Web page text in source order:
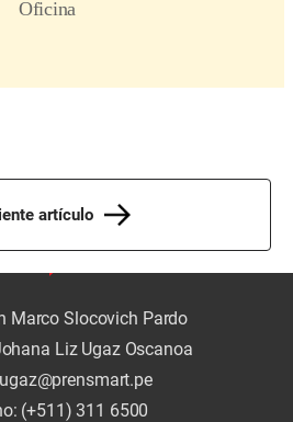
artículo
Marco Slocovich Pardo
Liz Ugaz Oscanoa
(+511) 311 6500